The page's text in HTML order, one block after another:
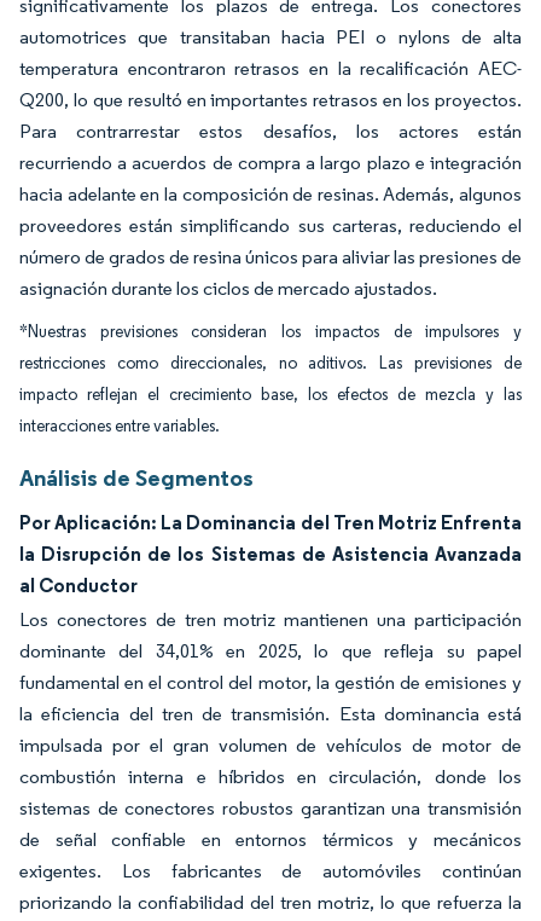
significativamente los plazos de entrega. Los conectores
automotrices que transitaban hacia PEI o nylons de alta
temperatura encontraron retrasos en la recalificación AEC-
Q200, lo que resultó en importantes retrasos en los proyectos.
Para contrarrestar estos desafíos, los actores están
recurriendo a acuerdos de compra a largo plazo e integración
hacia adelante en la composición de resinas. Además, algunos
proveedores están simplificando sus carteras, reduciendo el
número de grados de resina únicos para aliviar las presiones de
asignación durante los ciclos de mercado ajustados.
*Nuestras previsiones consideran los impactos de impulsores y
restricciones como direccionales, no aditivos. Las previsiones de
impacto reflejan el crecimiento base, los efectos de mezcla y las
interacciones entre variables.
Análisis de Segmentos
Por Aplicación: La Dominancia del Tren Motriz Enfrenta
la Disrupción de los Sistemas de Asistencia Avanzada
al Conductor
Los conectores de tren motriz mantienen una participación
dominante del 34,01% en 2025, lo que refleja su papel
fundamental en el control del motor, la gestión de emisiones y
la eficiencia del tren de transmisión. Esta dominancia está
impulsada por el gran volumen de vehículos de motor de
combustión interna e híbridos en circulación, donde los
sistemas de conectores robustos garantizan una transmisión
de señal confiable en entornos térmicos y mecánicos
exigentes. Los fabricantes de automóviles continúan
priorizando la confiabilidad del tren motriz, lo que refuerza la